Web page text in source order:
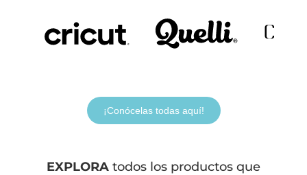
¡Conócelas todas aquí!
EXPLORA todos los productos que